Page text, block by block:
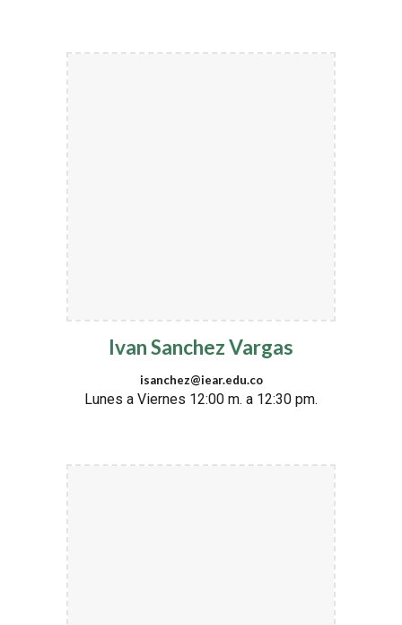
Ivan Sanchez Vargas
isanchez@iear.edu.co
Lunes a Viernes 12:00 m. a 12:30 pm.